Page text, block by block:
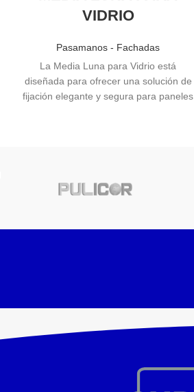
VIDRIO
Pasamanos - Fachadas
La Media Luna para Vidrio está
diseñada para ofrecer una solución de
fijación elegante y segura para paneles